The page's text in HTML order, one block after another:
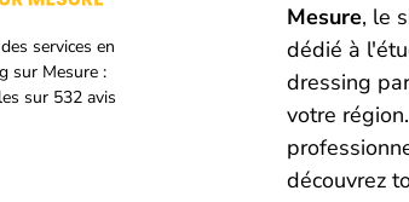
services en
sur Mesure :
sur 532 avis
Mesure, le
dédié à
dressing
votre
découvrez